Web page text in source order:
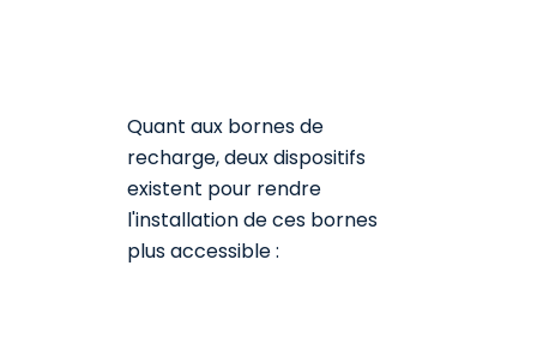
Quant aux bornes de
recharge, deux dispositifs
existent pour rendre
l'installation de ces bornes
plus accessible :